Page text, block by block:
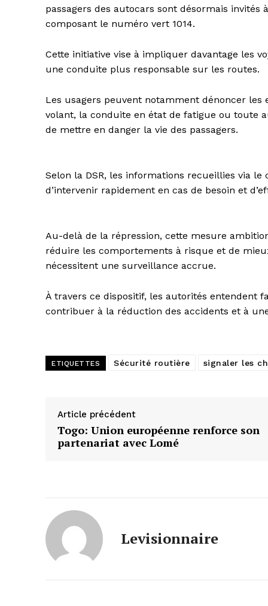
passagers des autocars sont désormais
composant le numéro vert 1014.
Cette initiative vise à impliquer davantage les
une conduite plus responsable sur les routes.
Les usagers peuvent notamment dénoncer les
volant, la conduite en état de fatigue ou toute
de mettre en danger la vie des passagers.
Selon la DSR, les informations recueillies via
d’intervenir rapidement en cas de besoin et
Au-delà de la répression, cette mesure
réduire les comportements à risque et de
nécessitent une surveillance accrue.
À travers ce dispositif, les autorités entendent
contribuer à la réduction des accidents et à
ETIQUETTES Sécurité routière signaler les
Article précédent
Togo: Union européenne renforce son
partenariat avec Lomé
Levisionnaire